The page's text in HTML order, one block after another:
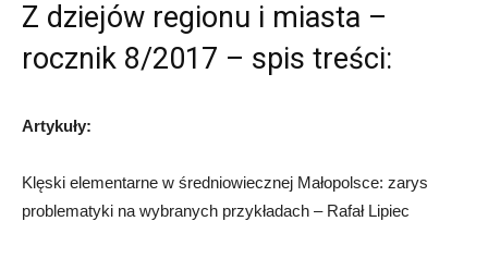
Z dziejów regionu i miasta –
rocznik 8/2017 – spis treści:
Artykuły:
Klęski elementarne w średniowiecznej Małopolsce: zarys
problematyki na wybranych przykładach – Rafał Lipiec